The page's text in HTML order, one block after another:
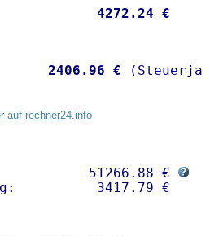
4272.24 €
2406.96 €
auf rechner24.info
51266.88 €